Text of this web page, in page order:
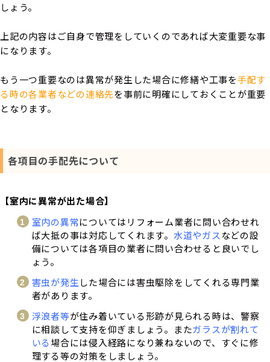
しょう。
上記の内容はご自身で管理をしていくのであれば大変重要な事
になります。
もう一つ重要なのは異常が発生した場合に修繕や工事を手配す
る時の各業者などの連絡先を事前に明確にしておくことが重要
となります。
各項目の手配先について
【室内に異常が出た場合】
室内の異常についてはリフォーム業者に問い合わせれ
ば大抵の事は対応してくれます。 水道やガスなどの設
備については各項目の業者に問い合わせると良いでし
ょう。
害虫が発生した場合には害虫駆除をしてくれる専門業
者があります。
浮浪者等が住み着いている形跡が見られる時は、警察
に相談して支持を仰ぎましょう。またガラスが割れて
いる 場合には侵入経路になり兼ねないので、すぐに修
理する等の対策をしましょう。